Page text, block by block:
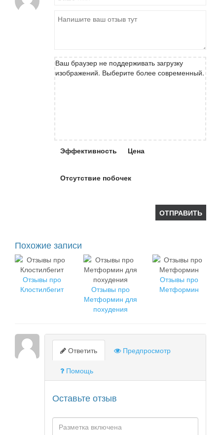
Ваш браузер не поддерживать загрузку
изображений. Выберите более современный.
Эффективность Цена
Отсутствие побочек
Похожие записи
Отзывы про
Клостилбегит
Отзывы про
Метформин для
похудения
Отзывы про
Метформин
Ответить Предпросмотр
Помощь
Оставьте отзыв